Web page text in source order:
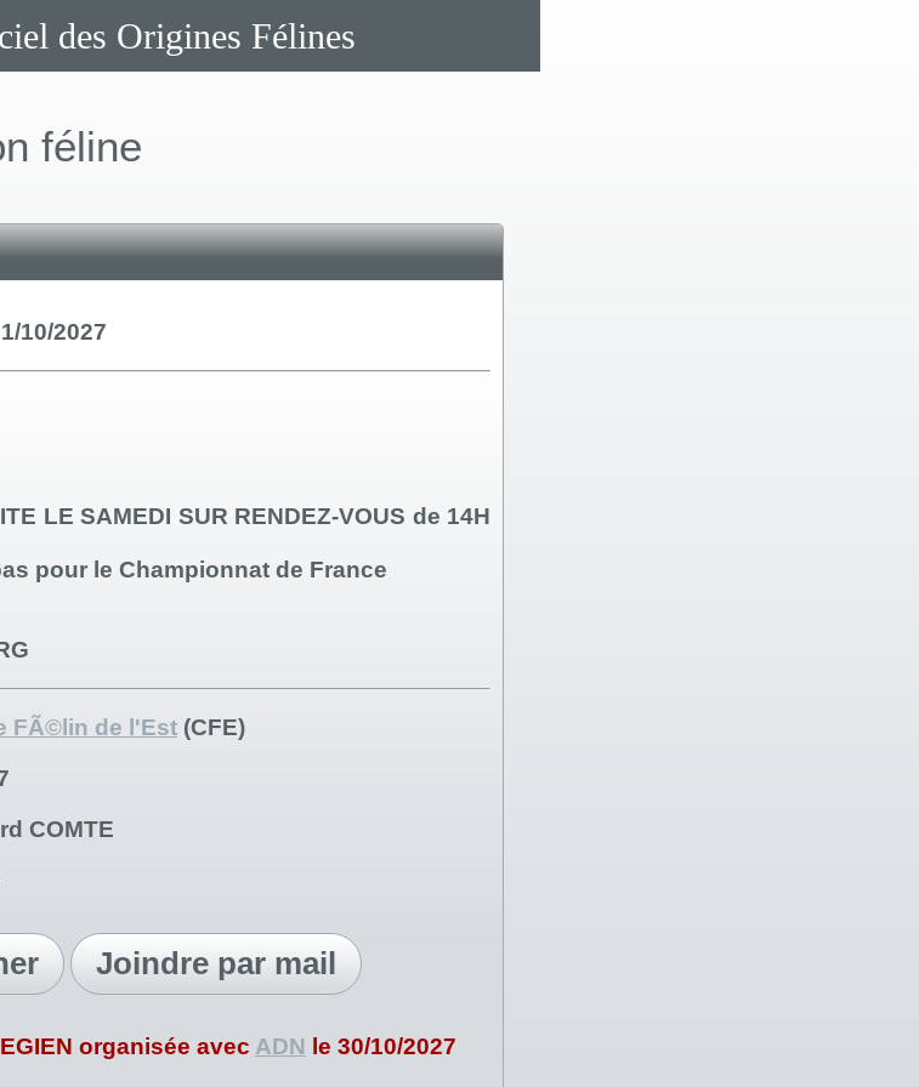
des Origines Félines
féline
10/2027
LE SAMEDI SUR RENDEZ-VOUS de 14H
pour le Championnat de France
FÃ©lin de l'Est (CFE)
COMTE
Joindre par mail
organisée avec ADN le 30/10/2027